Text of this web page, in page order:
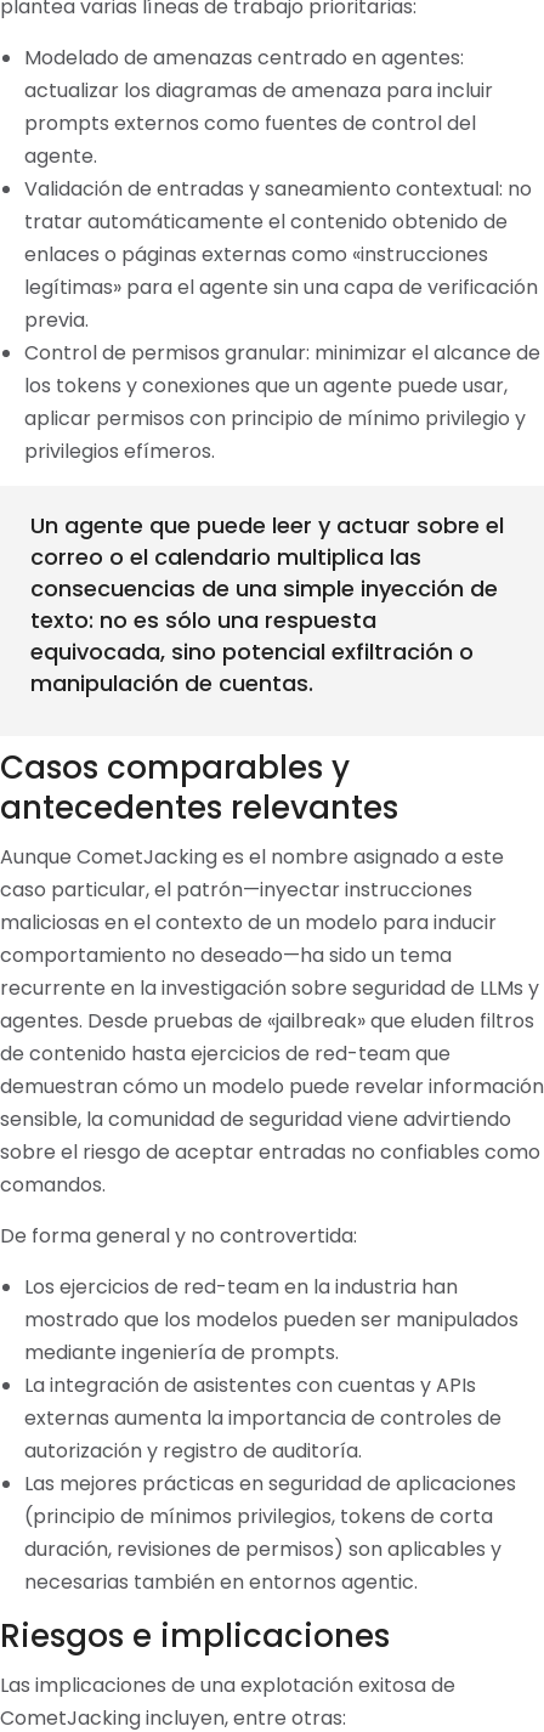
plantea varias líneas de trabajo prioritarias:
Modelado de amenazas centrado en agentes:
actualizar los diagramas de amenaza para incluir
prompts externos como fuentes de control del
agente.
Validación de entradas y saneamiento contextual: no
tratar automáticamente el contenido obtenido de
enlaces o páginas externas como «instrucciones
legítimas» para el agente sin una capa de verificación
previa.
Control de permisos granular: minimizar el alcance de
los tokens y conexiones que un agente puede usar,
aplicar permisos con principio de mínimo privilegio y
privilegios efímeros.
Un agente que puede leer y actuar sobre el
correo o el calendario multiplica las
consecuencias de una simple inyección de
texto: no es sólo una respuesta
equivocada, sino potencial exfiltración o
manipulación de cuentas.
Casos comparables y
antecedentes relevantes
Aunque CometJacking es el nombre asignado a este
caso particular, el patrón—inyectar instrucciones
maliciosas en el contexto de un modelo para inducir
comportamiento no deseado—ha sido un tema
recurrente en la investigación sobre seguridad de LLMs y
agentes. Desde pruebas de «jailbreak» que eluden filtros
de contenido hasta ejercicios de red-team que
demuestran cómo un modelo puede revelar información
sensible, la comunidad de seguridad viene advirtiendo
sobre el riesgo de aceptar entradas no confiables como
comandos.
De forma general y no controvertida:
Los ejercicios de red-team en la industria han
mostrado que los modelos pueden ser manipulados
mediante ingeniería de prompts.
La integración de asistentes con cuentas y APIs
externas aumenta la importancia de controles de
autorización y registro de auditoría.
Las mejores prácticas en seguridad de aplicaciones
(principio de mínimos privilegios, tokens de corta
duración, revisiones de permisos) son aplicables y
necesarias también en entornos agentic.
Riesgos e implicaciones
Las implicaciones de una explotación exitosa de
CometJacking incluyen, entre otras: